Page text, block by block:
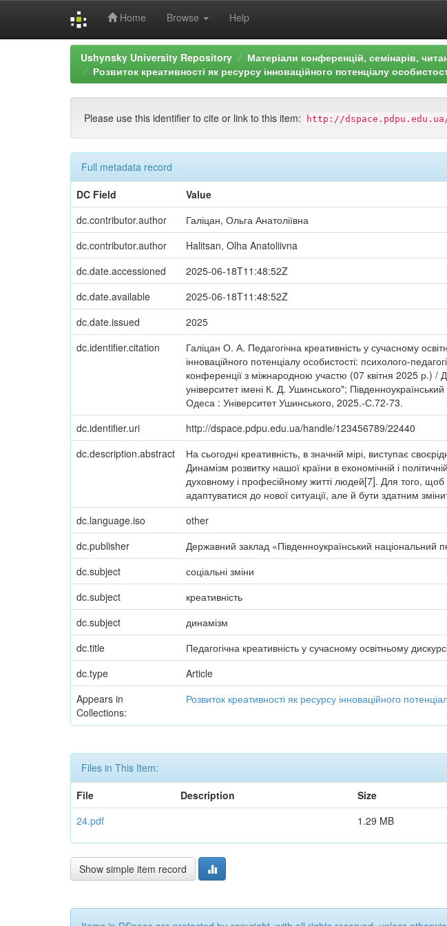
Home Browse Help
Ushynsky University Repository Матеріали конференцій, семінарів,
Розвиток креативності як ресурсу інноваційного потенціалу
Please use this identifier to cite or link to this item: http://dspace.pdpu.edu.ua/
Full metadata record
DC Field
Value
dc.contributor.author
Галіцан, Ольга Анатоліївна
dc.contributor.author
Halitsan, Olha Anatoliivna
dc.date.accessioned
2025-06-18T11:48:52Z
dc.date.available
2025-06-18T11:48:52Z
dc.date.issued
2025
dc.identifier.citation
Галіцан О. А. Педагогічна креативність у сучасному
інноваційного потенціалу особистості: психолого-
конференції з міжнародною участю (07 квітня 2025 р.) /
університет імені К. Д. Ушинського";
Одеса : Університет Ушинського, 2025.-С.72-73.
dc.identifier.uri http://dspace.pdpu.edu.ua/handle/123456789/22440
dc.description.abstract
На сьогодні креативність, в значній мірі, виступає
Динамізм розвитку нашої країни в економічній і
духовному і професійному житті людей[7]. Для того, щоб
адаптуватися до нової ситуації, але й бути здатним
dc.language.iso other
dc.publisher
Державний заклад «Південноукраїнський національний
dc.subject
соціальні зміни
dc.subject
креативність
dc.subject
динамізм
dc.title
Педагогічна креативність у сучасному освітньому
dc.type
Article
Appears in
Collections:
Розвиток креативності як ресурсу інноваційного
Files in This Item:
File
Description Size
24.pdf
1.29 MB
Show simple item record